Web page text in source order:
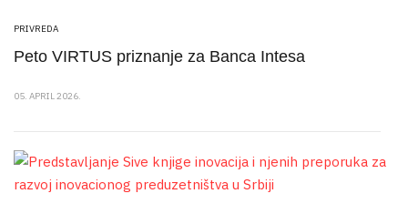
PRIVREDA
Peto VIRTUS priznanje za Banca Intesa
05. APRIL 2026.